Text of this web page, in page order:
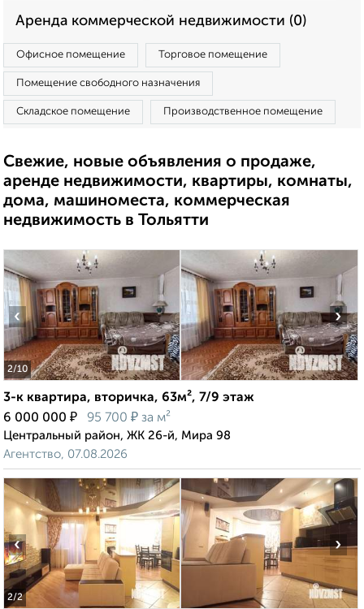
Аренда коммерческой недвижимости (0)
Офисное помещение Торговое помещение
Помещение свободного назначения
Складское помещение Производственное помещение
Свежие, новые объявления о продаже,
аренде недвижимости, квартиры, комнаты,
дома, машиноместа, коммерческая
недвижимость в Тольятти
2/10
‹ ›
3-к квартира, вторичка, 63м², 7/9 этаж
6 000 000 ₽ 95 700 ₽ за м²
Центральный район, ЖК 26-й, Мира 98
Агентство, 07.08.2026
2/2
‹ ›